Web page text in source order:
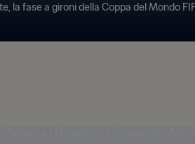
la fase a gironi della Coppa del Mondo